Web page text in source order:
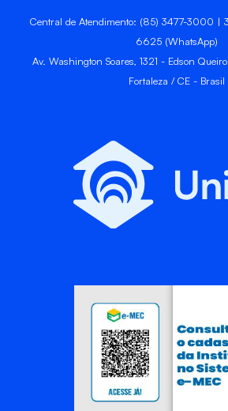
Central de Atendimento: (85) 3477-3000
6625 (WhatsApp)
Av. Washington Soares, 1321 - Edson
Fortaleza / CE - Brasil